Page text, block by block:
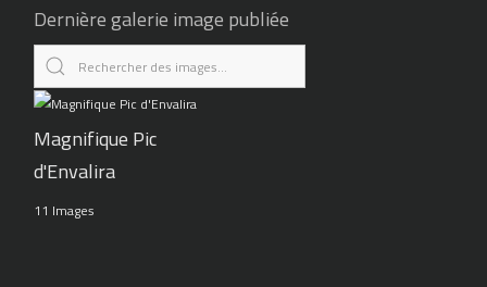
Dernière galerie image publiée
Magnifique Pic
d'Envalira
11 Images